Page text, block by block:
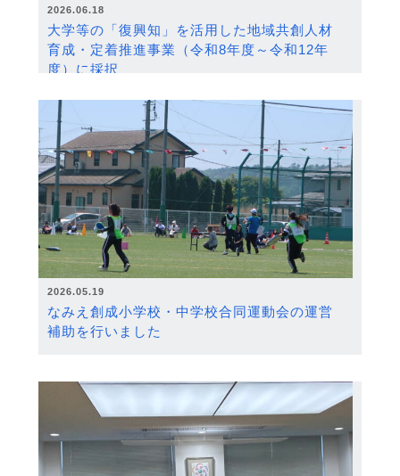
2026.06.18
大学等の「復興知」を活用した地域共創人材
育成・定着推進事業（令和8年度～令和12年
度）に採択
2026.05.19
なみえ創成小学校・中学校合同運動会の運営
補助を行いました